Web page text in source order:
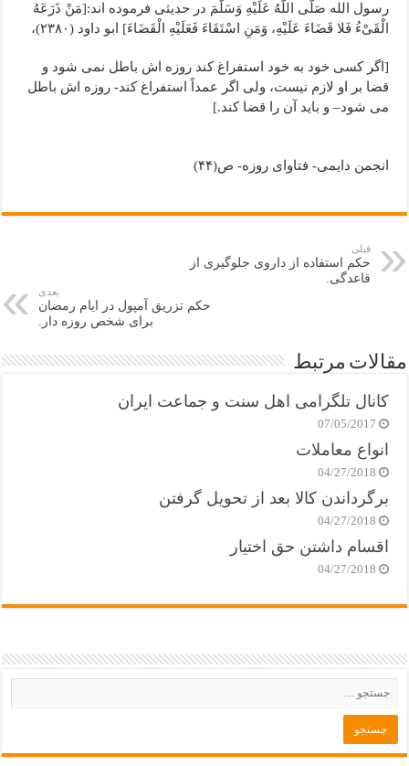
رسول الله صَلَّی اللَّهُ عَلَیْهِ وَسَلَّمَ در حدیثی فرموده اند:[مَنْ ذَرَعَهُ
الْقَیْءُ فَلا قَضَاءَ عَلَیْهِ، وَمَنِ اسْتَقَاءَ فَعَلَیْهِ الْقَضَاءَ] ابو داود (۲۳۸۰)،
[اگر کسی خود به خود استفراغ کند روزه اش باطل نمی شود و
قضا بر او لازم نیست، ولی اگر عمداً استفراغ کند- روزه اش باطل
می شود– و باید آن را قضا کند.]
انجمن دایمی- فتاوای روزه- ص(۴۴)
قبلی
حکم استفاده از داروی جلوگیری از
قاعدگی.
بعدی
حکم تزریق آمپول در ایام رمضان
برای شخص روزه دار.
مقالات مرتبط
کانال تلگرامی اهل سنت و جماعت ایران
07/05/2017
انواع معاملات
04/27/2018
برگرداندن کالا بعد از تحویل گرفتن
04/27/2018
اقسام داشتن حق اختیار
04/27/2018